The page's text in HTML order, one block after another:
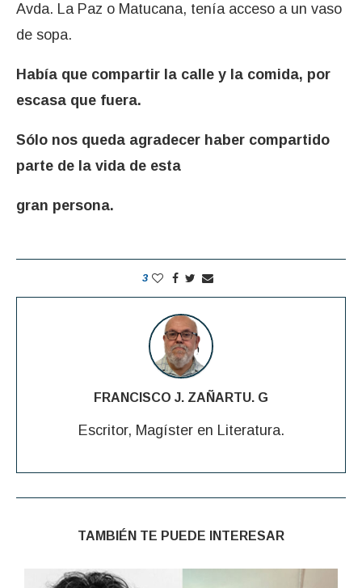
Avda. La Paz o Matucana, tenía acceso a un vaso
de sopa.
Había que compartir la calle y la comida, por
escasa que fuera.
Sólo nos queda agradecer haber compartido
parte de la vida de esta
gran persona.
3
FRANCISCO J. ZAÑARTU. G
Escritor, Magíster en Literatura.
TAMBIÉN TE PUEDE INTERESAR